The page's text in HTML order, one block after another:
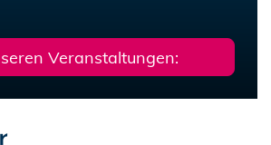
Veranstaltungen: